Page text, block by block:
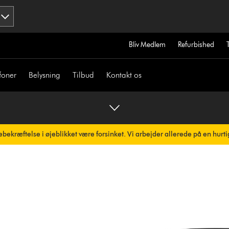
Bliv Medlem Refurbished
Belysning Tilbud Kontakt os
i øjeblikket være forsinket. Vi arbejder allerede på en